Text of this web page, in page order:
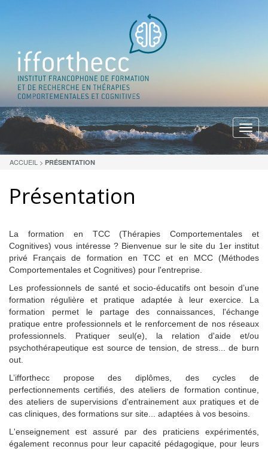
Menu
ACCUEIL > PRÉSENTATION
Présentation
La formation en TCC (Thérapies Comportementales et
Cognitives) vous intéresse ? Bienvenue sur le site du 1er institut
privé Français de formation en TCC et en MCC (Méthodes
Comportementales et Cognitives) pour l'entreprise.
Les professionnels de santé et socio-éducatifs ont besoin d’une
formation régulière et pratique adaptée à leur exercice. La
formation permet le partage des connaissances, l'échange
pratique entre professionnels et le renforcement de nos réseaux
professionnels. Pratiquer seul(e), la relation d'aide et/ou
psychothérapeutique est source de tension, de stress... de burn
out.
L’ifforthecc propose des diplômes, des cycles de
perfectionnements certifiés, des ateliers de formation continue,
des ateliers de supervisions d'entrainement aux pratiques et de
cas cliniques, des formations sur site... adaptées à vos besoins.
L'enseignement est assuré par des praticiens expérimentés,
également reconnus pour leur capacité pédagogique, pour leurs